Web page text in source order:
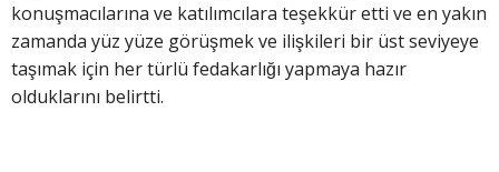
konuşmacılarına ve katılımcılara teşekkür etti ve en yakın
zamanda yüz yüze görüşmek ve ilişkileri bir üst seviyeye
taşımak için her türlü fedakarlığı yapmaya hazır
olduklarını belirtti.